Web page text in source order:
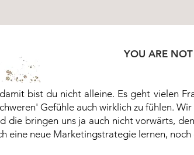
YOU ARE
bist du nicht alleine. Es geht vielen
Gefühle auch wirklich zu fühlen.
die bringen uns ja auch nicht vorwärts,
eine neue Marketingstrategie lernen,